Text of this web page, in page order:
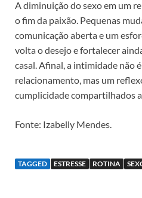
A diminuição do sexo em um
o fim da paixão. Pequenas
comunicação aberta e um
volta o desejo e fortalecer
casal. Afinal, a intimidade não
relacionamento, mas um
cumplicidade compartilhados
Fonte: Izabelly Mendes.
TAGGED ESTRESSE ROTINA